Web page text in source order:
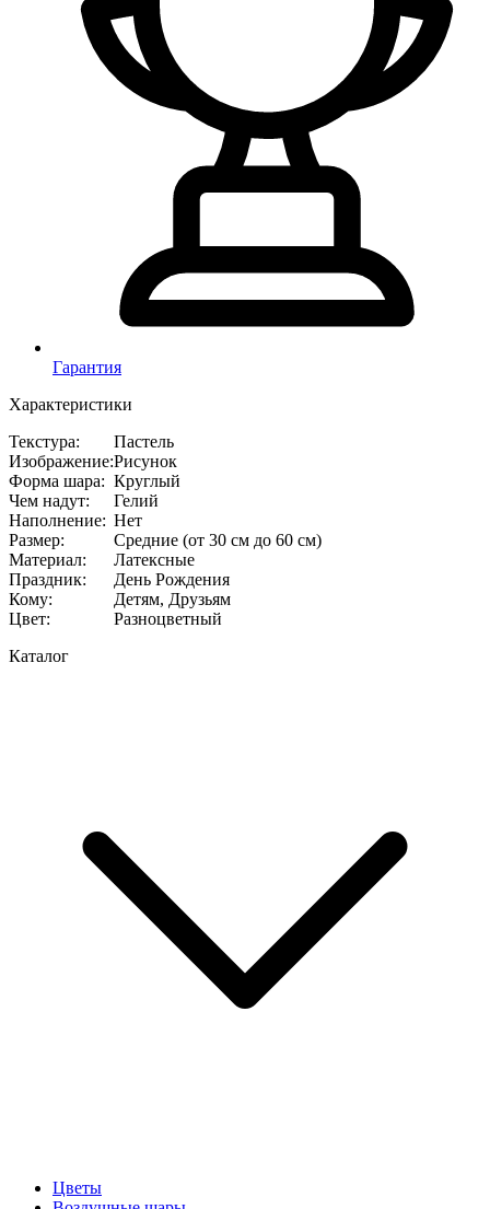
Гарантия
Характеристики
Текстура:
Пастель
Изображение:Рисунок
Форма шара: Круглый
Чем надут:
Гелий
Наполнение: Нет
Размер:
Средние (от 30 см до 60 см)
Материал:
Латексные
Праздник:
День Рождения
Кому:
Детям, Друзьям
Цвет:
Разноцветный
Каталог
Цветы